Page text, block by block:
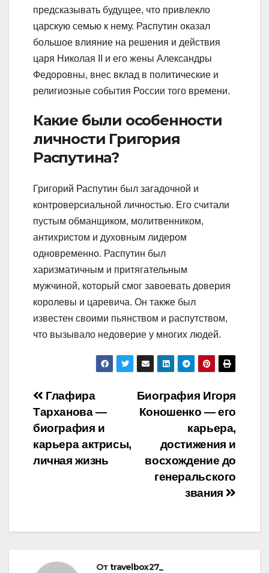
предсказывать будущее, что привлекло
царскую семью к нему. Распутин оказал
большое влияние на решения и действия
царя Николая II и его жены Александры
Федоровны, внес вклад в политические и
религиозные события России того времени.
Какие были особенности
личности Григория
Распутина?
Григорий Распутин был загадочной и
контроверсиальной личностью. Его считали
пустым обманщиком, молитвенником,
антихристом и духовным лидером
одновременно. Распутин был
харизматичным и притягательным
мужчиной, который смог завоевать доверия
королевы и царевича. Он также был
известен своими пьянством и распутством,
что вызывало недоверие у многих людей.
Навигация
по
записям
Биография Игоря
Коношенко — его
карьера,
достижения и
восхождение до
генеральского
звания
Глафира
Тарханова —
биография и
карьера актрисы,
личная жизнь
Отtravelbox27_